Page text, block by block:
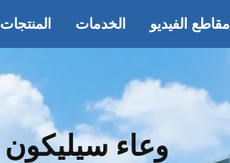
المنتجات الخدمات مقاطع الفيديو
وعاء سيليكون